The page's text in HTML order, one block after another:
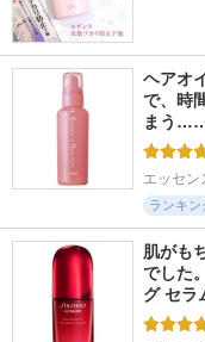
ヘアオ
で、時
まう
エッセン
ランキン
肌がも
でした
グ セラ